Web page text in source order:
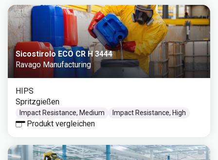
Sicostirolo ECO CR H 3444
Ravago Manufacturing
HIPS
Spritzgießen
Impact Resistance, Medium Impact Resistance, High
Produkt vergleichen